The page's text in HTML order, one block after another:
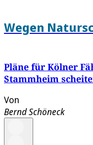
Wegen
Pläne für Kölner
Stammheim
Von
Bernd Schöneck